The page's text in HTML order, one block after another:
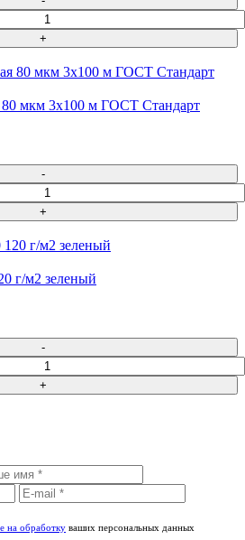
80 мкм 3х100 м ГОСТ Стандарт
г/м2 зеленый
на обработку ваших персональных данных